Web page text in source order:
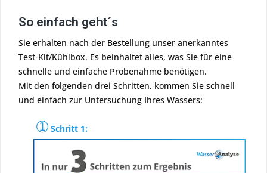
So einfach geht´s
Sie erhalten nach der Bestellung unser anerkanntes
Test-Kit/Kühlbox. Es beinhaltet alles, was Sie für eine
schnelle und einfache Probenahme benötigen.
Mit den folgenden drei Schritten, kommen Sie schnell
und einfach zur Untersuchung Ihres Wassers:
➀ Schritt 1: